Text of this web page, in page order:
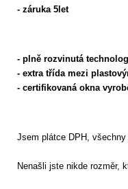
- záruka 5let
- plně rozvinutá
- extra třída mezi
- certifikovaná okna
Jsem plátce DPH,
Nenašli jste nikde rozměr,